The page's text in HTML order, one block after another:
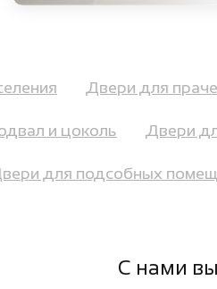
Двери для
и цоколь Двери
Двери для подсобных
С нами